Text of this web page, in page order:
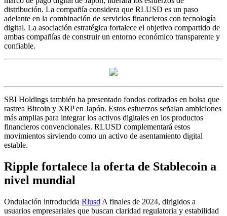
distribución. La compañía considera que RLUSD es un paso
adelante en la combinación de servicios financieros con tecnología
digital. La asociación estratégica fortalece el objetivo compartido de
ambas compañías de construir un entorno económico transparente y
confiable.
SBI Holdings también ha presentado fondos cotizados en bolsa que
rastrea Bitcoin y XRP en Japón. Estos esfuerzos señalan ambiciones
más amplias para integrar los activos digitales en los productos
financieros convencionales. RLUSD complementará estos
movimientos sirviendo como un activo de asentamiento digital
estable.
Ripple fortalece la oferta de Stablecoin a
nivel mundial
Ondulación introducida Rlusd A finales de 2024, dirigidos a
usuarios empresariales que buscan claridad regulatoria y estabilidad